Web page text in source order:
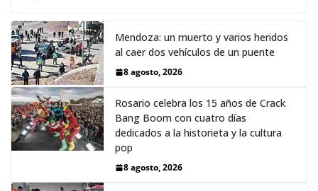
Mendoza: un muerto y varios heridos
al caer dos vehículos de un puente
8 agosto, 2026
Rosario celebra los 15 años de Crack
Bang Boom con cuatro días
dedicados a la historieta y la cultura
pop
8 agosto, 2026